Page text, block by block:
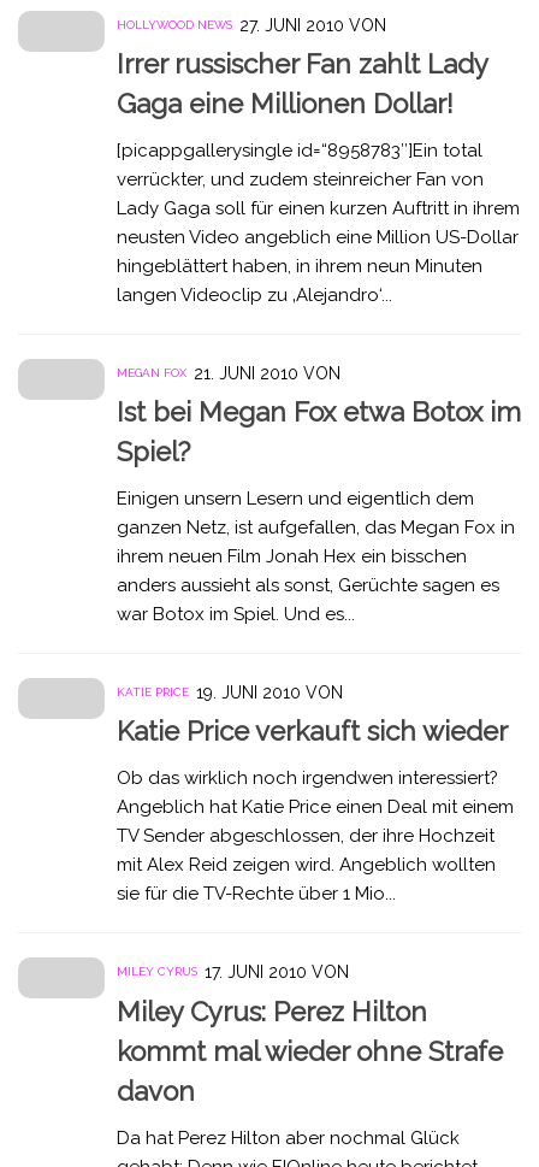
HOLLYWOOD NEWS 27. JUNI 2010 VON
Irrer russischer Fan zahlt Lady
Gaga eine Millionen Dollar!
[picappgallerysingle id=“8958783″]Ein total
verrückter, und zudem steinreicher Fan von
Lady Gaga soll für einen kurzen Auftritt in ihrem
neusten Video angeblich eine Million US-Dollar
hingeblättert haben, in ihrem neun Minuten
langen Videoclip zu ‚Alejandro‘...
MEGAN FOX 21. JUNI 2010 VON
Ist bei Megan Fox etwa Botox im
Spiel?
Einigen unsern Lesern und eigentlich dem
ganzen Netz, ist aufgefallen, das Megan Fox in
ihrem neuen Film Jonah Hex ein bisschen
anders aussieht als sonst, Gerüchte sagen es
war Botox im Spiel. Und es...
KATIE PRICE 19. JUNI 2010 VON
Katie Price verkauft sich wieder
Ob das wirklich noch irgendwen interessiert?
Angeblich hat Katie Price einen Deal mit einem
TV Sender abgeschlossen, der ihre Hochzeit
mit Alex Reid zeigen wird. Angeblich wollten
sie für die TV-Rechte über 1 Mio...
MILEY CYRUS 17. JUNI 2010 VON
Miley Cyrus: Perez Hilton
kommt mal wieder ohne Strafe
davon
Da hat Perez Hilton aber nochmal Glück